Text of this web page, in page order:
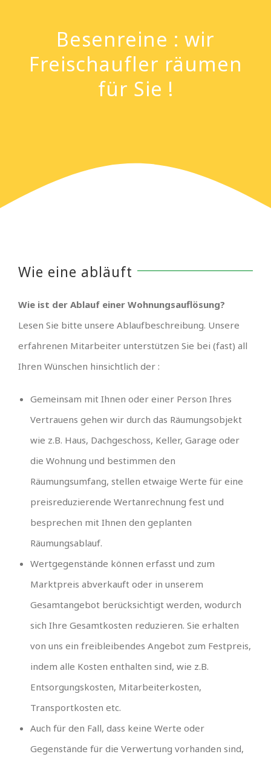
Besenreine : wir
Freischaufler räumen
für Sie !
Wie eine abläuft
Wie ist der Ablauf einer Wohnungsauflösung?
Lesen Sie bitte unsere Ablaufbeschreibung. Unsere
erfahrenen Mitarbeiter unterstützen Sie bei (fast) all
Ihren Wünschen hinsichtlich der :
Gemeinsam mit Ihnen oder einer Person Ihres
Vertrauens gehen wir durch das Räumungsobjekt
wie z.B. Haus, Dachgeschoss, Keller, Garage oder
die Wohnung und bestimmen den
Räumungsumfang, stellen etwaige Werte für eine
preisreduzierende Wertanrechnung fest und
besprechen mit Ihnen den geplanten
Räumungsablauf.
Wertgegenstände können erfasst und zum
Marktpreis abverkauft oder in unserem
Gesamtangebot berücksichtigt werden, wodurch
sich Ihre Gesamtkosten reduzieren. Sie erhalten
von uns ein freibleibendes Angebot zum Festpreis,
indem alle Kosten enthalten sind, wie z.B.
Entsorgungskosten, Mitarbeiterkosten,
Transportkosten etc.
Auch für den Fall, dass keine Werte oder
Gegenstände für die Verwertung vorhanden sind,